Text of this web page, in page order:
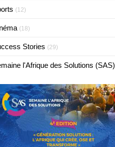
(12)
(18)
Stories (29)
l'Afrique des Solutions (SAS)